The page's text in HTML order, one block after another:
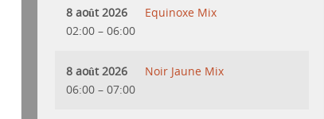
8 août 2026
02:00 – 06:00
Equinoxe Mix
8 août 2026
06:00 – 07:00
Noir Jaune Mix